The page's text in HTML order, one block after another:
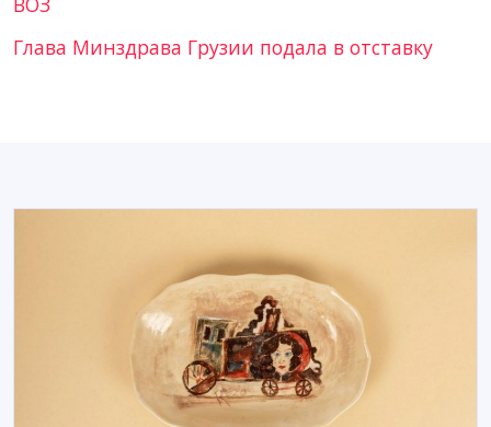
Глава Минздрава Грузии подала в отставку